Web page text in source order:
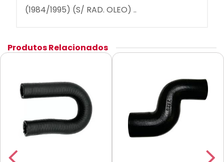
(1984/1995) (S/ RAD. OLEO) ..
Produtos Relacionados